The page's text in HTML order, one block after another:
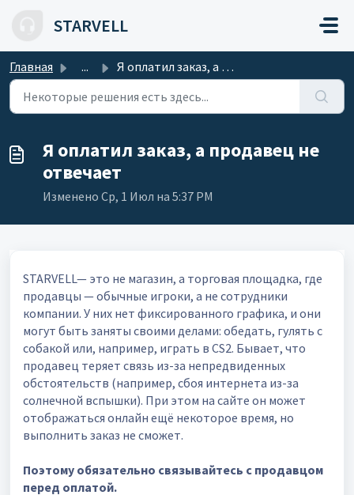
STARVELL
Главная ... Я оплатил заказ, а продавец не отвечает
Я оплатил заказ, а продавец не
отвечает
Изменено Ср, 1 Июл на 5:37 PM
STARVELL— это не магазин, а торговая площадка, где
продавцы — обычные игроки, а не сотрудники
компании. У них нет фиксированного графика, и они
могут быть заняты своими делами: обедать, гулять с
собакой или, например, играть в CS2. Бывает, что
продавец теряет связь из-за непредвиденных
обстоятельств (например, сбоя интернета из-за
солнечной вспышки). При этом на сайте он может
отображаться онлайн ещё некоторое время, но
выполнить заказ не сможет.
Поэтому обязательно связывайтесь с продавцом
перед оплатой.